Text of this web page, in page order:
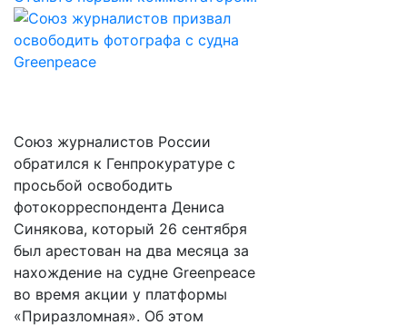
Союз журналистов России
обратился к Генпрокуратуре с
просьбой освободить
фотокорреспондента Дениса
Синякова, который 26 сентября
был арестован на два месяца за
нахождение на судне Greenpeace
во время акции у платформы
«Приразломная». Об этом